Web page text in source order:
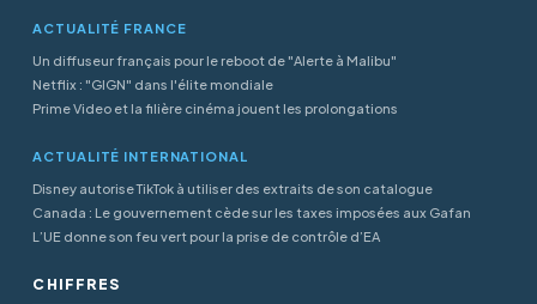
ACTUALITÉ FRANCE
Un diffuseur français pour le reboot de "Alerte à Malibu"
Netflix : "GIGN" dans l'élite mondiale
Prime Video et la filière cinéma jouent les prolongations
ACTUALITÉ INTERNATIONAL
Disney autorise TikTok à utiliser des extraits de son catalogue
Canada : Le gouvernement cède sur les taxes imposées aux Gafan
L’UE donne son feu vert pour la prise de contrôle d’EA
CHIFFRES